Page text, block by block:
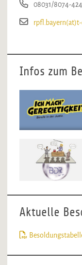
08031/8074-424
Infos zum
Aktuelle